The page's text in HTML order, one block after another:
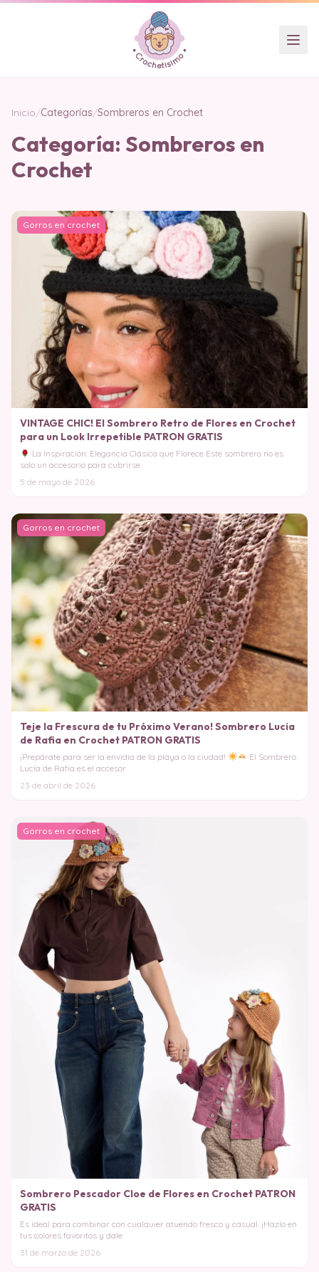
Inicio/Categorías/Sombreros en Crochet
Categoría: Sombreros en
Crochet
Gorros en crochet
VINTAGE CHIC! El Sombrero Retro de Flores en Crochet
para un Look Irrepetible PATRON GRATIS
La Inspiración: Elegancia Clásica que Florece Este sombrero no es
solo un accesorio para cubrirse
5 de mayo de 2026
Gorros en crochet
Teje la Frescura de tu Próximo Verano! Sombrero Lucia
de Rafia en Crochet PATRON GRATIS
¡Prepárate para ser la envidia de la playa o la ciudad!
El Sombrero
Lucía de Rafia es el accesor
23 de abril de 2026
Gorros en crochet
Sombrero Pescador Cloe de Flores en Crochet PATRON
GRATIS
Es ideal para combinar con cualquier atuendo fresco y casual. ¡Hazlo en
tus colores favoritos y dale
31 de marzo de 2026